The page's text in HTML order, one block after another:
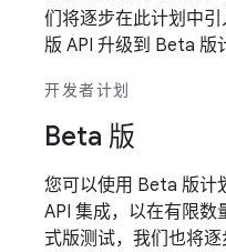
们将逐步在此计划中
版 API 升级到 Beta 版
开发者计划
Beta 版
您可以使用 Beta 版计
API 集成，以在有限数
式版测试，我们也将逐